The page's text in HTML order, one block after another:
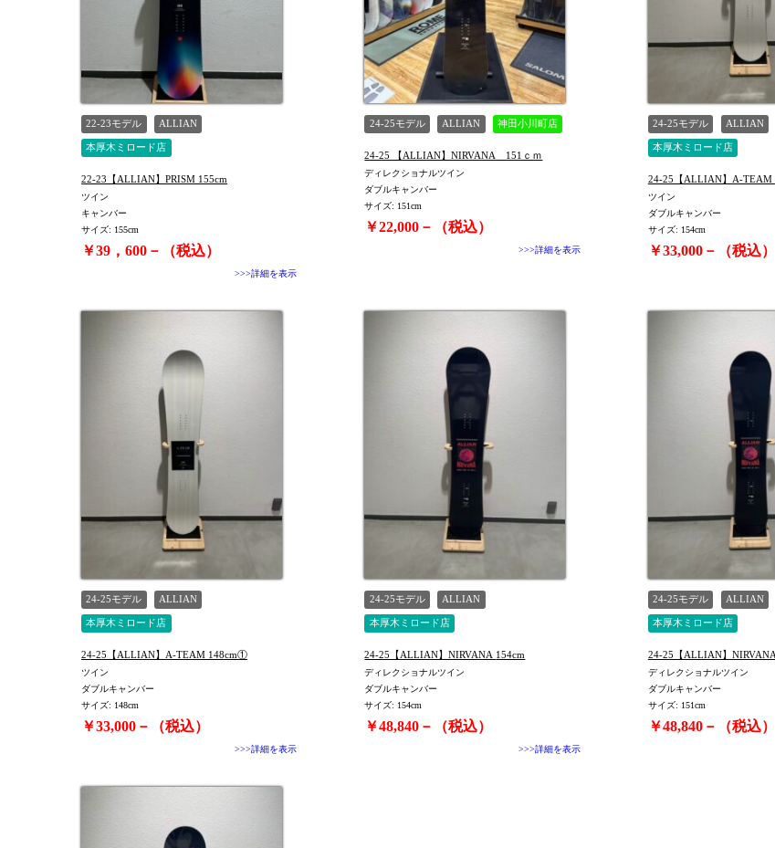
22-23モデル ALLIAN
本厚木ミロード店
22-23【ALLIAN】PRISM 155cm
ツイン
キャンバー
サイズ: 155cm
￥39，600－（税込）
>>>詳細を表示
24-25モデル ALLIAN 神田小川町店
24-25 【ALLIAN】NIRVANA 151ｃｍ
ディレクショナルツイン
ダブルキャンバー
サイズ: 151cm
￥22,000－（税込）
>>>詳細を表示
24-25モデル ALLIAN
本厚木ミロード店
ツイン
ダブルキャンバー
サイズ: 154cm
￥33,000－（税込）
24-25モデル ALLIAN
本厚木ミロード店
24-25【ALLIAN】A-TEAM 148cm①
ツイン
ダブルキャンバー
サイズ: 148cm
￥33,000－（税込）
>>>詳細を表示
24-25モデル ALLIAN
本厚木ミロード店
24-25【ALLIAN】NIRVANA 154cm
ディレクショナルツイン
ダブルキャンバー
サイズ: 154cm
￥48,840－（税込）
>>>詳細を表示
24-25モデル ALLIAN
本厚木ミロード店
ディレクショナルツイン
ダブルキャンバー
サイズ: 151cm
￥48,840－（税込）